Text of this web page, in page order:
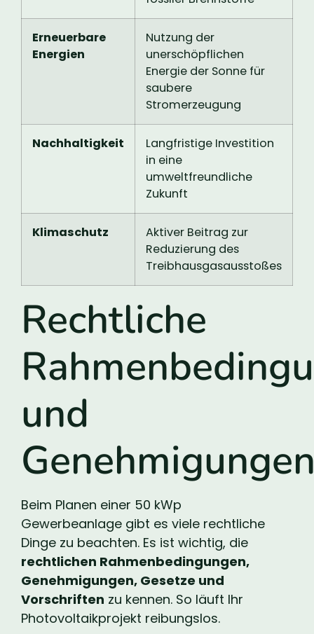
Erneuerbare
Energien
Nutzung der
unerschöpflichen
Energie der Sonne für
saubere
Stromerzeugung
Nachhaltigkeit
Langfristige Investition
in eine
umweltfreundliche
Zukunft
Klimaschutz
Aktiver Beitrag zur
Reduzierung des
Treibhausgasausstoßes
Rechtliche
und
Beim Planen einer 50 kWp
Gewerbeanlage gibt es viele rechtliche
Dinge zu beachten. Es ist wichtig, die
rechtlichen Rahmenbedingungen,
Genehmigungen, Gesetze und
Vorschriften zu kennen. So läuft Ihr
Photovoltaikprojekt reibungslos.